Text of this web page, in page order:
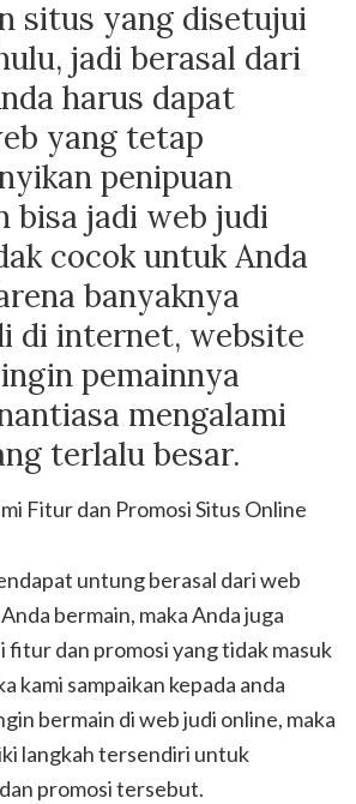
situs yang disetujui
jadi berasal dari
harus dapat
yang tetap
penipuan
bisa jadi web judi
cocok untuk Anda
banyaknya
di internet, website
pemainnya
mengalami
terlalu besar.
Fitur dan Promosi Situs Online
untung berasal dari web
bermain, maka Anda juga
fitur dan promosi yang tidak masuk
kami sampaikan kepada anda
bermain di web judi online, maka
langkah tersendiri untuk
promosi tersebut.